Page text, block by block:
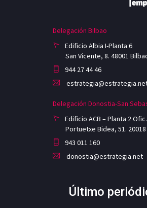
Delegación Bilbao
Edificio Albia I-Planta 6
San Vicente, 8. 48001
944 27 44 46
Delegación Donostia-San
Edificio ACB – Planta 2
Portuetxe Bidea, 51.
943 011 160
donostia@estrategia.net
Último